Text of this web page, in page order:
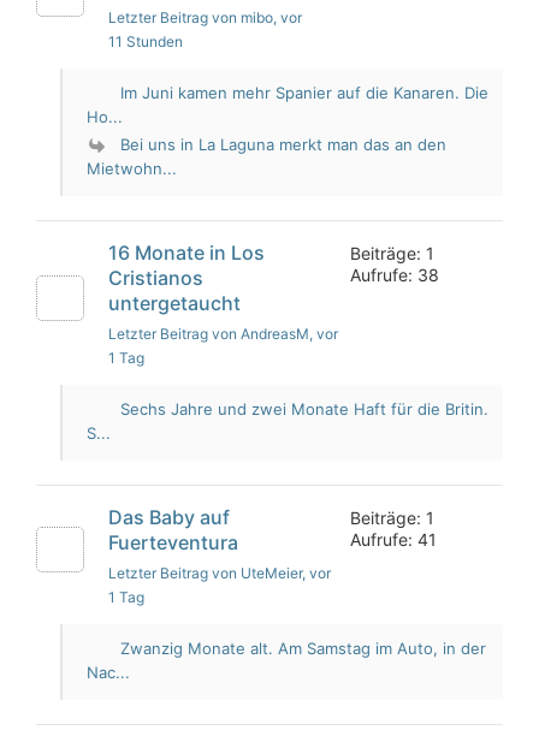
Letzter Beitrag von mibo, vor
11 Stunden
Im Juni kamen mehr Spanier auf die Kanaren. Die
Ho...
Bei uns in La Laguna merkt man das an den
Mietwohn...
16 Monate in Los
Cristianos
untergetaucht
Letzter Beitrag von AndreasM, vor
1 Tag
Beiträge: 1
Aufrufe: 38
Sechs Jahre und zwei Monate Haft für die Britin.
S...
Das Baby auf
Fuerteventura
Letzter Beitrag von UteMeier, vor
1 Tag
Beiträge: 1
Aufrufe: 41
Zwanzig Monate alt. Am Samstag im Auto, in der
Nac...